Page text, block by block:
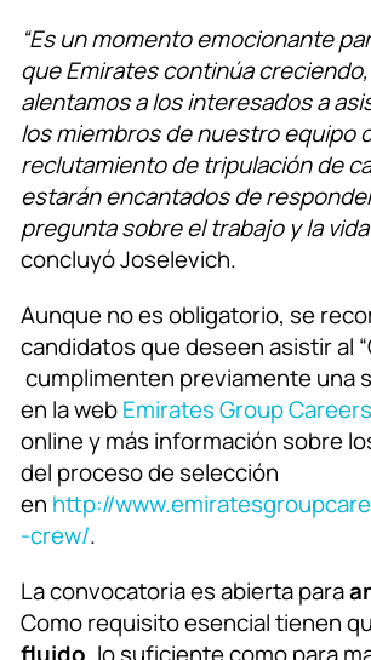
“Es un momento emocionante
que Emirates continúa
alentamos a los interesados a
los miembros de nuestro equipo
reclutamiento de tripulación de
estarán encantados de
pregunta sobre el trabajo y la
concluyó Joselevich.
Aunque no es obligatorio, se
candidatos que deseen asistir al
cumplimenten previamente una
en la webEmirates Group Careers
online y más información sobre
del proceso de selección
en http://
-crew/.
La convocatoria es abierta para
Como requisito esencial tienen
fluido, lo suficiente como para